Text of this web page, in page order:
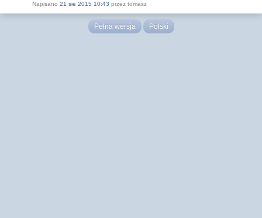
Napisano 21 sie 2015 10:43 przez tomasz
Pełna wersja Polski